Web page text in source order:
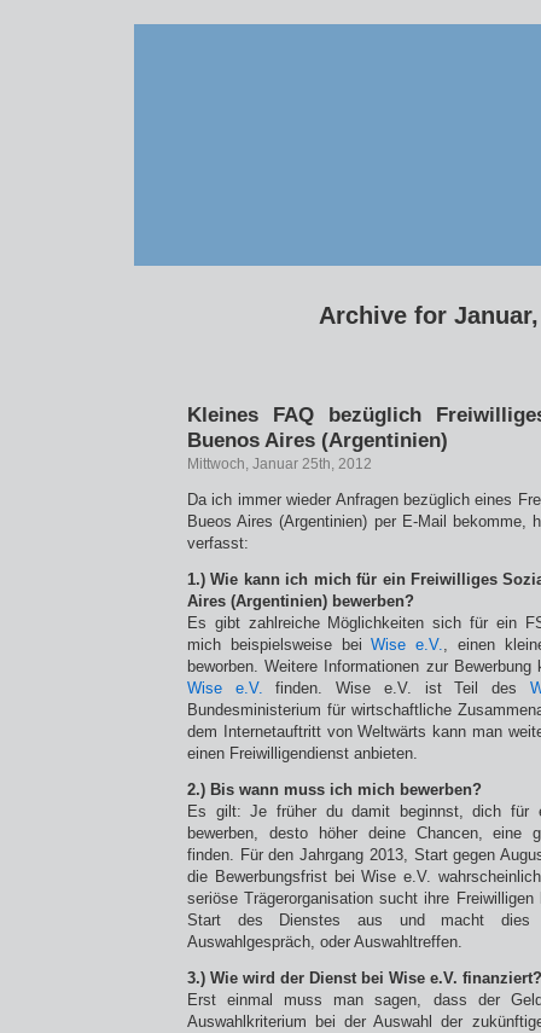
Archive for Januar,
Kleines FAQ bezüglich
Buenos Aires (Argentinien)
Mittwoch, Januar 25th, 2012
Da ich immer wieder Anfragen bezüglich eines
Bueos Aires (Argentinien) per E-Mail bekomme,
verfasst:
1.) Wie kann ich mich für ein Freiwilliges
Aires (Argentinien) bewerben?
Es gibt zahlreiche Möglichkeiten sich für ein
mich beispielsweise beiWise e.V., einen
beworben. Weitere Informationen zur
Wise e.V. finden. Wise e.V. ist Teil des
Bundesministerium für wirtschaftliche
dem Internetauftritt von Weltwärts kann man
einen Freiwilligendienst anbieten.
2.) Bis wann muss ich mich bewerben?
Es gilt: Je früher du damit beginnst, dich für
bewerben, desto höher deine Chancen, eine
finden. Für den Jahrgang 2013, Start gegen
die Bewerbungsfrist bei Wise e.V.
seriöse Trägerorganisation sucht ihre
Start des Dienstes aus und macht dies
Auswahlgespräch, oder Auswahltreffen.
3.) Wie wird der Dienst bei Wise e.V. finanziert?
Erst einmal muss man sagen, dass der
Auswahlkriterium bei der Auswahl der